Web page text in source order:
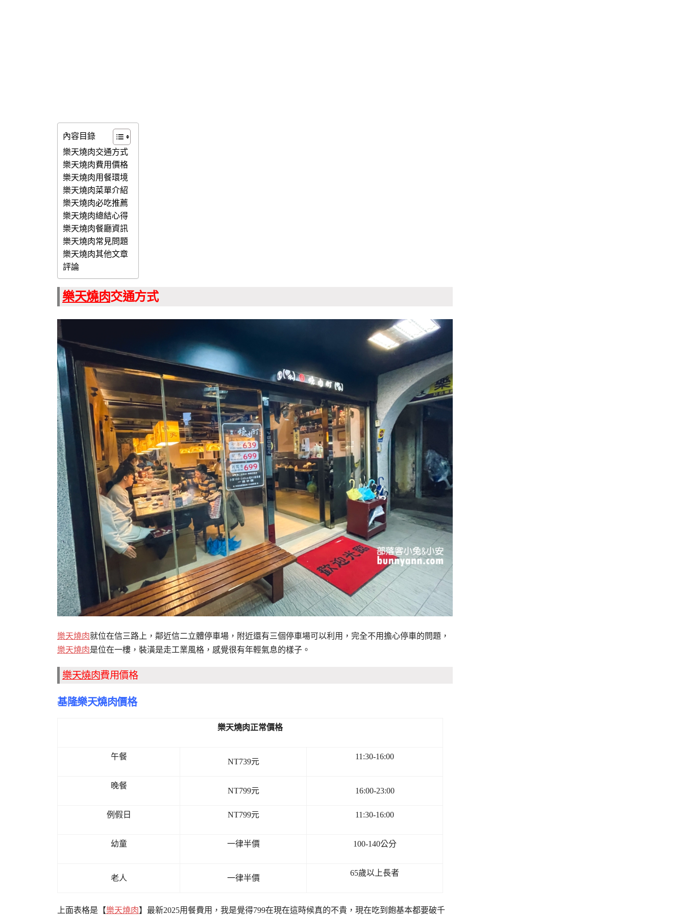
內容目錄
樂天燒肉交通方式
樂天燒肉費用價格
樂天燒肉用餐環境
樂天燒肉菜單介紹
樂天燒肉必吃推薦
樂天燒肉總結心得
樂天燒肉餐廳資訊
樂天燒肉常見問題
樂天燒肉其他文章
評論
樂天燒肉交通方式
樂天燒肉就位在信三路上，鄰近信二立體停車場，附近還有三個停車場可以利用，完全不用擔心停車的問題，
樂天燒肉是位在一樓，裝潢是走工業風格，感覺很有年輕氣息的樣子。
樂天燒肉費用價格
基隆樂天燒肉價格
樂天燒肉正常價格
午餐
NT739元
11:30-16:00
晚餐
NT799元 16:00-23:00
例假日 NT799元 11:30-16:00
幼童 一律半價 100-140公分
老人 一律半價
65歲以上長者
上面表格是【樂天燒肉】最新2025用餐費用，我是覺得799在現在這時候真的不貴，現在吃到飽基本都要破千